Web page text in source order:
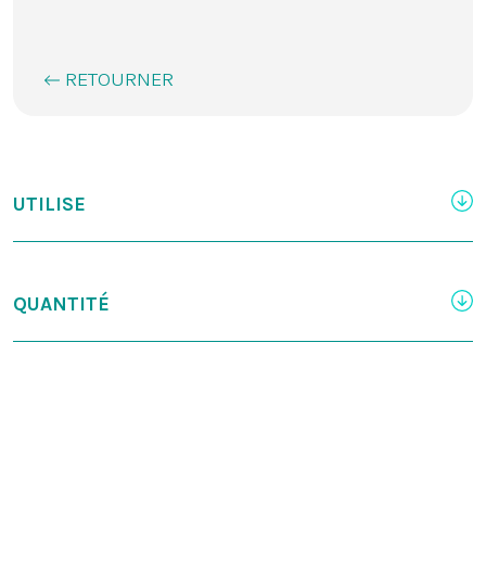
RETOURNER
UTILISE
QUANTITÉ